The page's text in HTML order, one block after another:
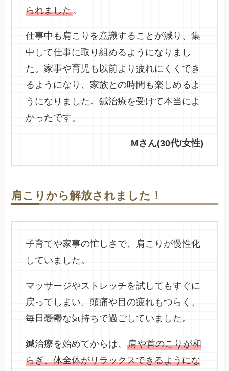
られました。
仕事中も肩こりを意識することが減り、集
中して仕事に取り組めるようになりまし
た。家事や育児も以前より疲れにくくでき
るようになり、家族との時間も楽しめるよ
うになりました。鍼治療を受けて本当によ
かったです。
Mさん(30代/女性)
肩こりから解放されました！
子育てや家事の忙しさで、肩こりが慢性化
していました。
マッサージやストレッチを試してもすぐに
戻ってしまい、頭痛や目の疲れもつらく、
毎日憂鬱な気持ちで過ごしていました。
鍼治療を始めてからは、肩や首のこりが和
らぎ、体全体がリラックスできるようにな